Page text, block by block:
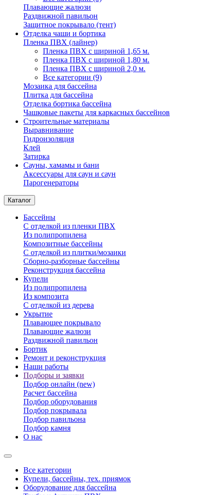
Плавающие жалюзи
Раздвижной павильон
Защитное покрывало (тент)
Отделка чаши и бортика
Пленка ПВХ (лайнер)
Пленка ПВХ с шириной 1,65 м.
Пленка ПВХ с шириной 1,80 м.
Пленка ПВХ с шириной 2,0 м.
Все категории (9)
Мозаика для бассейна
Плитка для бассейна
Отделка бортика бассейна
Чашковые пакеты для каркасных бассейнов
Строительные материалы
Выравнивание
Гидроизоляция
Клей
Затирка
Сауны, хамамы и бани
Аксессуары для саун и саун
Парогенераторы
Каталог
Бассейны
С отделкой из пленки ПВХ
Из полипропилена
Композитные бассейны
С отделкой из плитки/мозаики
Сборно-разборные бассейны
Реконструкция бассейна
Купели
Из полипропилена
Из композита
С отделкой из дерева
Укрытие
Плавающее покрывало
Плавающие жалюзи
Раздвижной павильон
Бортик
Ремонт и реконструкция
Наши работы
Подборы и заявки
Подбор онлайн (new)
Расчет бассейна
Подбор оборудования
Подбор покрывала
Подбор павильона
Подбор камня
О нас
Все категории
Купели, бассейны, тех. приямок
Оборудование для бассейна